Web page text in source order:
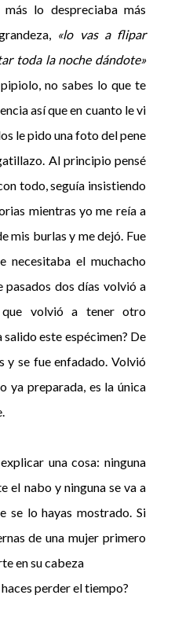
lo despreciaba más
«lo vas a flipar
toda la noche dándote»
no sabes lo que te
así que en cuanto le vi
le pido una foto del pene
Al principio pensé
todo, seguía insistiendo
mientras yo me reía a
mis burlas y me dejó. Fue
necesitaba el muchacho
pasados dos días volvió a
volvió a tener otro
este espécimen? De
y se fue enfadado. Volvió
ya preparada, es la única
una cosa: ninguna
el nabo y ninguna se va a
se lo hayas mostrado. Si
de una mujer primero
en su cabeza
perder el tiempo?